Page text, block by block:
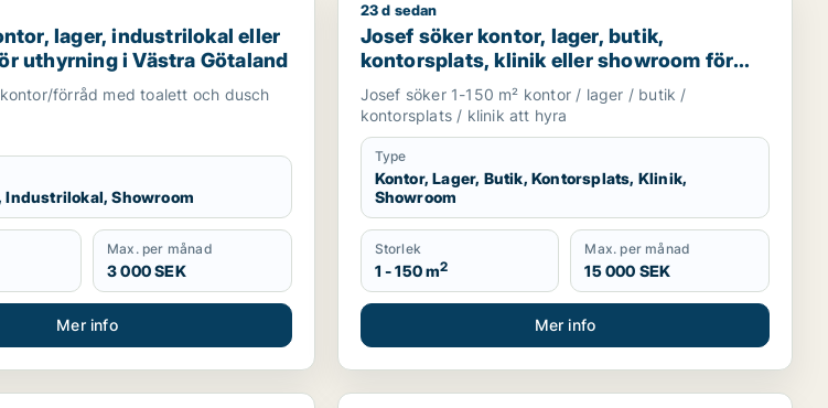
m.fl.
lager, industrilokal eller showroom för uthyrning i Västra Götaland
lager, industrilokal eller
uthyrning i Västra Götaland
förråd med toalett och dusch
Industrilokal, Showroom
Max. per månad
3 000 SEK
Mer info
Josef söker kontor, lager, butik, kontorsplats, klinik
23 d sedan
Josef söker kontor, lager, butik,
kontorsplats, klinik eller showroom för
uthyrning i Göteborg
Josef söker 1-150 m² kontor / lager / butik /
kontorsplats / klinik att hyra
Type
Kontor, Lager, Butik, Kontorsplats, Klinik,
Showroom
Storlek
1 - 150 m2
Max. per månad
15 000 SEK
Mer info